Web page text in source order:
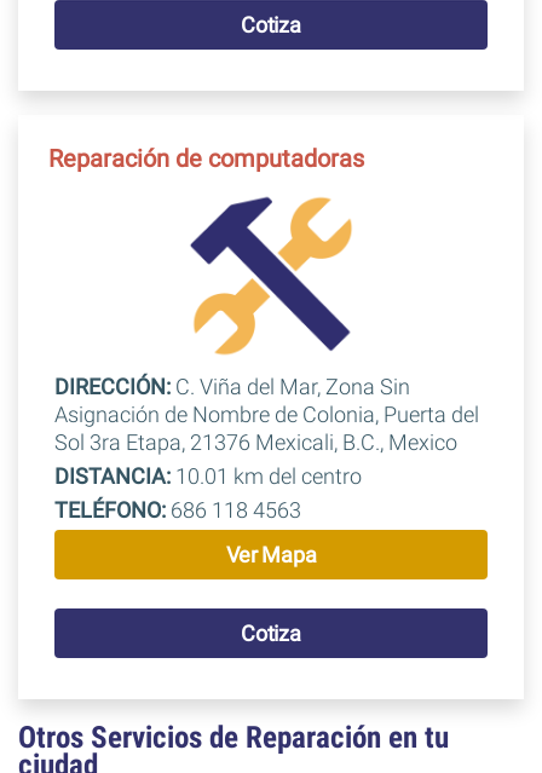
Cotiza
Reparación de computadoras
DIRECCIÓN:C. Viña del Mar, Zona Sin
Asignación de Nombre de Colonia, Puerta del
Sol 3ra Etapa, 21376 Mexicali, B.C., Mexico
DISTANCIA:10.01 km del centro
TELÉFONO:686 118 4563
Ver Mapa
Cotiza
Otros Servicios de Reparación en tu
ciudad